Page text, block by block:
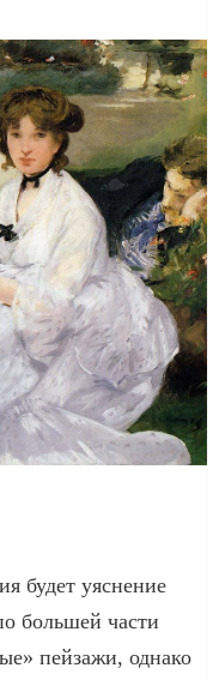
будет уяснение
большей части
пейзажи, однако